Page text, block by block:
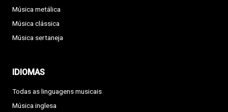
Música metálica
Música clássica
Música sertaneja
IDIOMAS
Todas as linguagens musicais
Música inglesa